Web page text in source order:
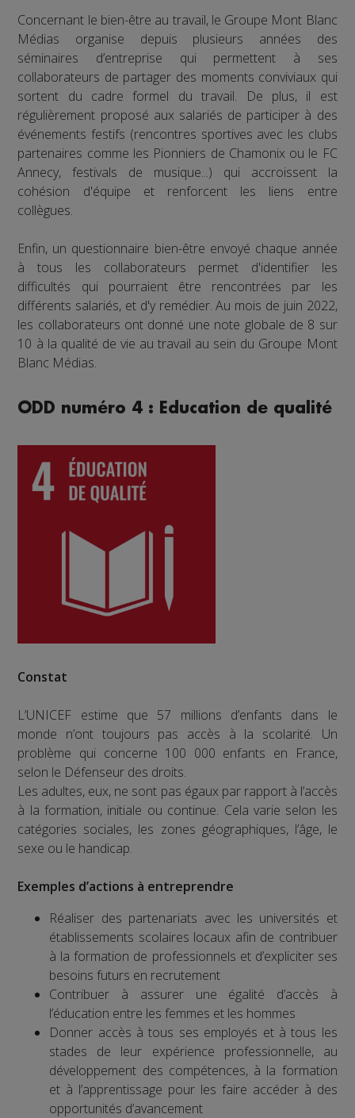
Concernant le bien-être au travail, le Groupe Mont Blanc
Médias organise depuis plusieurs années des
séminaires d’entreprise qui permettent à ses
collaborateurs de partager des moments conviviaux qui
sortent du cadre formel du travail. De plus, il est
régulièrement proposé aux salariés de participer à des
événements festifs (rencontres sportives avec les clubs
partenaires comme les Pionniers de Chamonix ou le FC
Annecy, festivals de musique...) qui accroissent la
cohésion d'équipe et renforcent les liens entre
collègues.
Enfin, un questionnaire bien-être envoyé chaque année
à tous les collaborateurs permet d'identifier les
difficultés qui pourraient être rencontrées par les
différents salariés, et d'y remédier. Au mois de juin 2022,
les collaborateurs ont donné une note globale de 8 sur
10 à la qualité de vie au travail au sein du Groupe Mont
Blanc Médias.
ODD numéro 4 : Education de qualité
Constat
L’UNICEF estime que 57 millions d’enfants dans le
monde n’ont toujours pas accès à la scolarité. Un
problème qui concerne 100 000 enfants en France,
selon le Défenseur des droits.
Les adultes, eux, ne sont pas égaux par rapport à l’accès
à la formation, initiale ou continue. Cela varie selon les
catégories sociales, les zones géographiques, l’âge, le
sexe ou le handicap.
Exemples d’actions à entreprendre
Réaliser des partenariats avec les universités et
établissements scolaires locaux afin de contribuer
à la formation de professionnels et d’expliciter ses
besoins futurs en recrutement
Contribuer à assurer une égalité d’accès à
l’éducation entre les femmes et les hommes
Donner accès à tous ses employés et à tous les
stades de leur expérience professionnelle, au
développement des compétences, à la formation
et à l’apprentissage pour les faire accéder à des
opportunités d’avancement